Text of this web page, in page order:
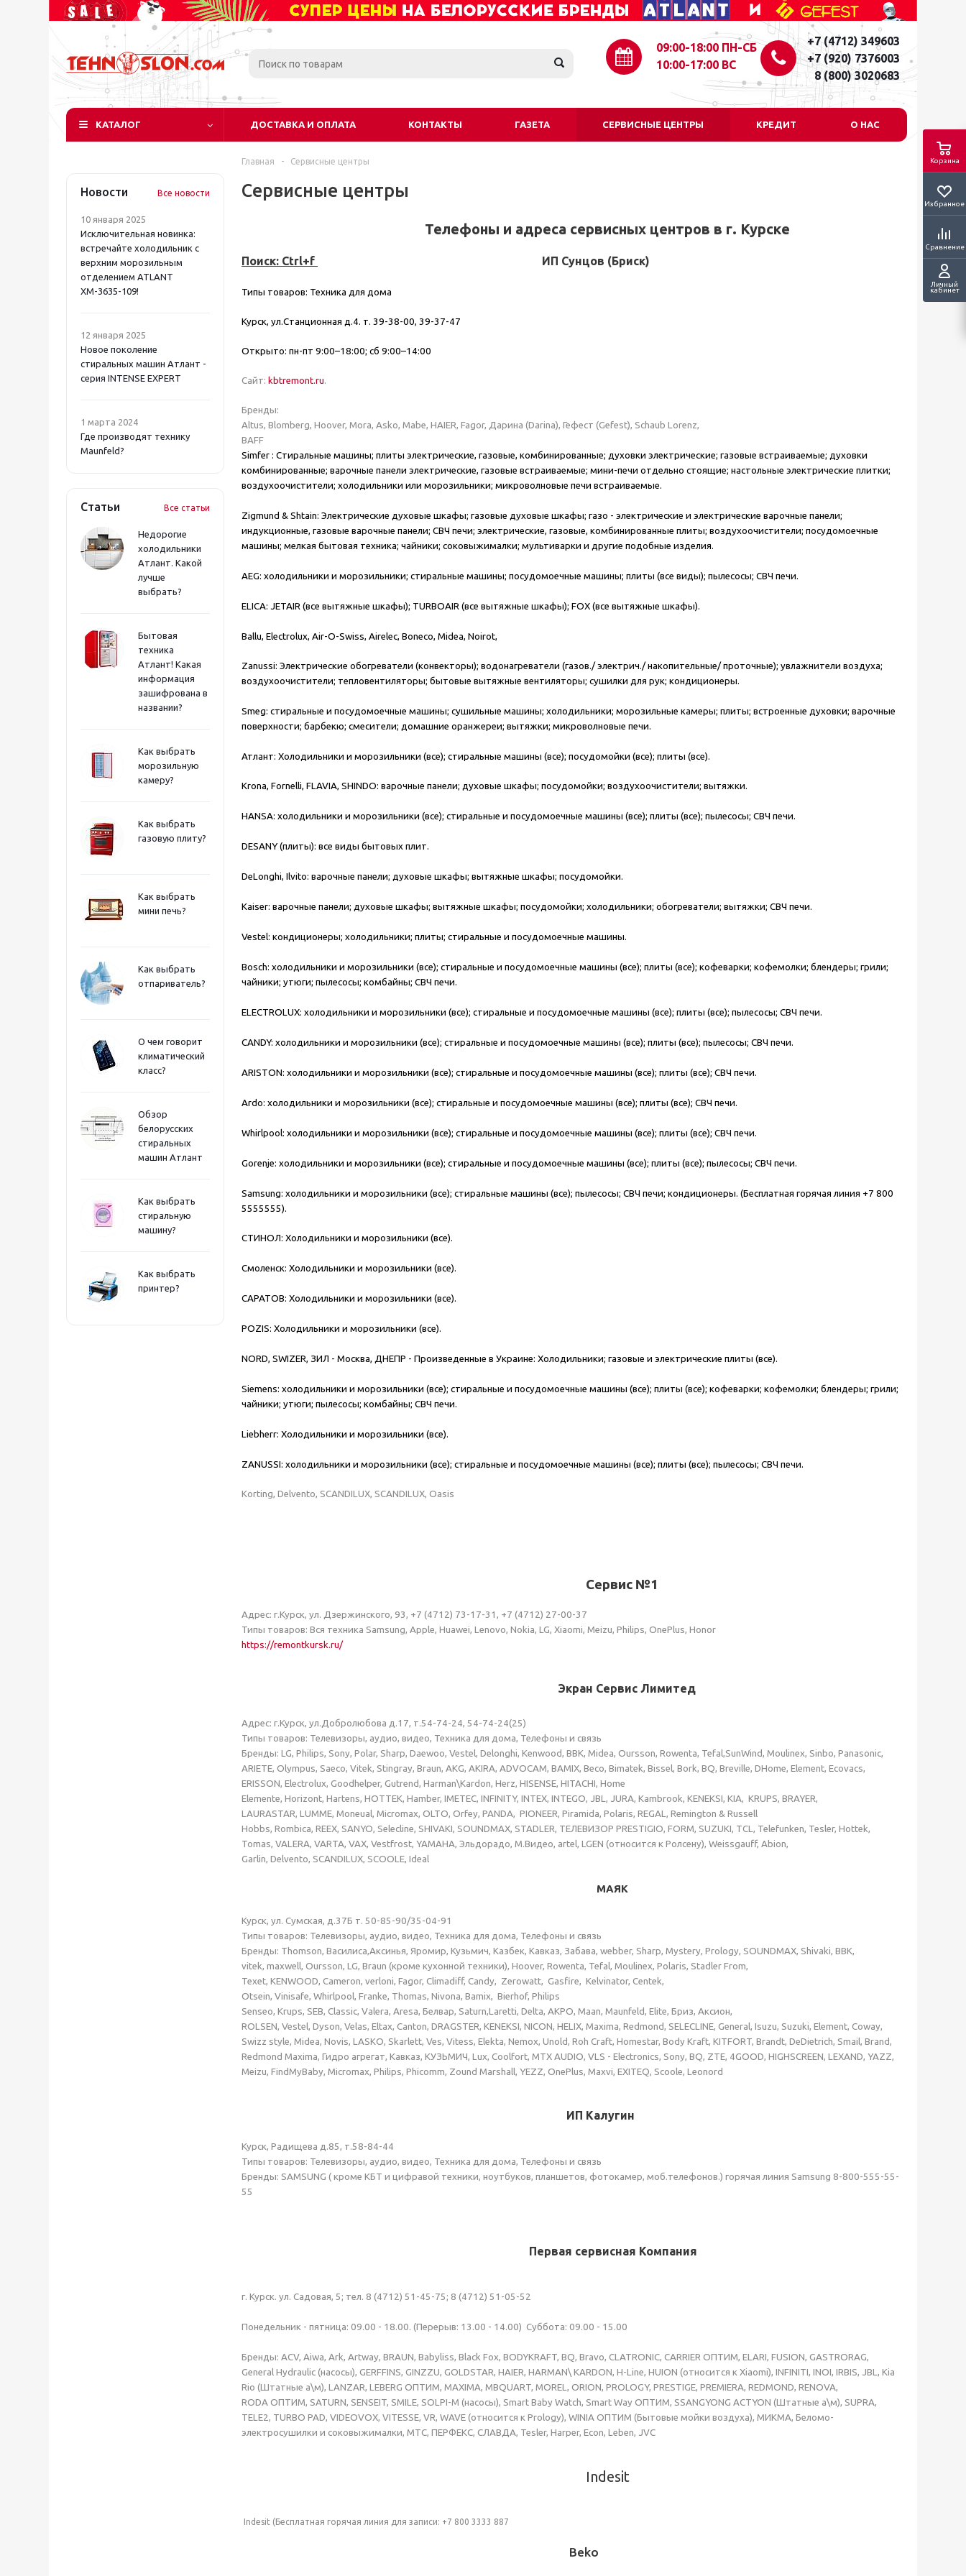
09:00-18:00 ПН-СБ
10:00-17:00 ВС
Корзина
Избранное
Сравнение
Личный
кабинет
+7 (4712) 349603
+7 (920) 7376003
8 (800) 3020683
КАТАЛОГ ДОСТАВКА И ОПЛАТА КОНТАКТЫ ГАЗЕТА СЕРВИСНЫЕ ЦЕНТРЫ КРЕДИТ О НАС
Новости Все новости
10 января 2025
Исключительная новинка:
встречайте холодильник с
верхним морозильным
отделением ATLANT
ХМ-3635-109!
12 января 2025
Новое поколение
стиральных машин Атлант -
серия INTENSE EXPERT
1 марта 2024
Где производят технику
Maunfeld?
Статьи Все статьи
Недорогие
холодильники
Атлант. Какой
лучше
выбрать?
Бытовая
техника
Атлант! Какая
информация
зашифрована в
названии?
Как выбрать
морозильную
камеру?
Как выбрать
газовую плиту?
Как выбрать
мини печь?
Как выбрать
отпариватель?
О чем говорит
климатический
класс?
Обзор
белорусских
стиральных
машин Атлант
Как выбрать
стиральную
машину?
Как выбрать
принтер?
Главная - Сервисные центры
Сервисные центры
Телефоны и адреса сервисных центров в г. Курске
Поиск: Ctrl+f ИП Сунцов (Бриск)
Типы товаров: Техника для дома
Курск, ул.Станционная д.4. т. 39-38-00, 39-37-47
Открыто: пн-пт 9:00–18:00; сб 9:00–14:00
Сайт: kbtremont.ru.
Бренды:
Аltus, Blomberg, Hoover, Mora, Asko, Mabe, HAIER, Fagor, Дарина (Darina), Гефест (Gefest), Schaub Lorenz,
BAFF
Simfer : Стиральные машины; плиты электрические, газовые, комбинированные; духовки электрические; газовые встраиваемые; духовки
комбинированные; варочные панели электрические, газовые встраиваемые; мини-печи отдельно стоящие; настольные электрические плитки;
воздухоочистители; холодильники или морозильники; микроволновые печи встраиваемые.
Zigmund & Shtain: Электрические духовые шкафы; газовые духовые шкафы; газо - электрические и электрические варочные панели;
индукционные, газовые варочные панели; СВЧ печи; электрические, газовые, комбинированные плиты; воздухоочистители; посудомоечные
машины; мелкая бытовая техника; чайники; соковыжималки; мультиварки и другие подобные изделия.
AEG: холодильники и морозильники; стиральные машины; посудомоечные машины; плиты (все виды); пылесосы; СВЧ печи.
ELICA: JETAIR (все вытяжные шкафы); TURBOAIR (все вытяжные шкафы); FOX (все вытяжные шкафы).
Ballu, Electrolux, Air-O-Swiss, Airelec, Boneco, Midea, Noirot,
Zanussi: Электрические обогреватели (конвекторы); водонагреватели (газов./ электрич./ накопительные/ проточные); увлажнители воздуха;
воздухоочистители; тепловентиляторы; бытовые вытяжные вентиляторы; сушилки для рук; кондиционеры.
Smeg: стиральные и посудомоечные машины; сушильные машины; холодильники; морозильные камеры; плиты; встроенные духовки; варочные
поверхности; барбекю; смесители; домашние оранжереи; вытяжки; микроволновые печи.
Атлант: Холодильники и морозильники (все); стиральные машины (все); посудомойки (все); плиты (все).
Krona, Fornelli, FLAVIA, SHINDO: варочные панели; духовые шкафы; посудомойки; воздухоочистители; вытяжки.
HANSA: холодильники и морозильники (все); стиральные и посудомоечные машины (все); плиты (все); пылесосы; СВЧ печи.
DESANY (плиты): все виды бытовых плит.
DeLonghi, Ilvito: варочные панели; духовые шкафы; вытяжные шкафы; посудомойки.
Kaiser: варочные панели; духовые шкафы; вытяжные шкафы; посудомойки; холодильники; обогреватели; вытяжки; СВЧ печи.
Vestel: кондиционеры; холодильники; плиты; стиральные и посудомоечные машины.
Bosch: холодильники и морозильники (все); стиральные и посудомоечные машины (все); плиты (все); кофеварки; кофемолки; блендеры; грили;
чайники; утюги; пылесосы; комбайны; СВЧ печи.
ELECTROLUX: холодильники и морозильники (все); стиральные и посудомоечные машины (все); плиты (все); пылесосы; СВЧ печи.
CANDY: холодильники и морозильники (все); стиральные и посудомоечные машины (все); плиты (все); пылесосы; СВЧ печи.
ARISTON: холодильники и морозильники (все); стиральные и посудомоечные машины (все); плиты (все); СВЧ печи.
Ardo: холодильники и морозильники (все); стиральные и посудомоечные машины (все); плиты (все); СВЧ печи.
Whirlpool: холодильники и морозильники (все); стиральные и посудомоечные машины (все); плиты (все); СВЧ печи.
Gorenje: холодильники и морозильники (все); стиральные и посудомоечные машины (все); плиты (все); пылесосы; СВЧ печи.
Samsung: холодильники и морозильники (все); стиральные машины (все); пылесосы; СВЧ печи; кондиционеры. (Бесплатная горячая линия +7 800
5555555).
СТИНОЛ: Холодильники и морозильники (все).
Смоленск: Холодильники и морозильники (все).
САРАТОВ: Холодильники и морозильники (все).
POZIS: Холодильники и морозильники (все).
NORD, SWIZER, ЗИЛ - Москва, ДНЕПР - Произведенные в Украине: Холодильники; газовые и электрические плиты (все).
Siemens: холодильники и морозильники (все); стиральные и посудомоечные машины (все); плиты (все); кофеварки; кофемолки; блендеры; грили;
чайники; утюги; пылесосы; комбайны; СВЧ печи.
Liebherr: Холодильники и морозильники (все).
ZANUSSI: холодильники и морозильники (все); стиральные и посудомоечные машины (все); плиты (все); пылесосы; СВЧ печи.
Korting, Delvento, SCANDILUX, SCANDILUX, Oasis
Сервис №1
Адрес: г.Курск, ул. Дзержинского, 93, +7 (4712) 73-17-31, +7 (4712) 27-00-37
Типы товаров: Вся техника Samsung, Apple, Huawei, Lenovo, Nokia, LG, Xiaomi, Meizu, Philips, OnePlus, Honor
https://remontkursk.ru/
Экран Сервис Лимитед
Адрес: г.Курск, ул.Добролюбова д.17, т.54-74-24, 54-74-24(25)
Типы товаров: Телевизоры, аудио, видео, Техника для дома, Телефоны и связь
Бренды: LG, Philips, Sony, Polar, Sharp, Daewoo, Vestel, Delonghi, Kenwood, BBK, Midea, Oursson, Rowenta, Tefal,SunWind, Moulinex, Sinbo, Panasonic,
ARIETE, Olympus, Saeco, Vitek, Stingray, Braun, AKG, AKIRA, ADVOCAM, BAMIX, Beco, Bimatek, Bissel, Bork, BQ, Breville, DHome, Element, Ecovacs,
ERISSON, Electrolux, Goodhelper, Gutrend, Harman\Kardon, Herz, HISENSE, HITACHI, Home
Elemente, Horizont, Hartens, HOTTEK, Hamber, IMETEC, INFINITY, INTEX, INTEGO, JBL, JURA, Kambrook, KENEKSI, KIA, KRUPS, BRAYER,
LAURASTAR, LUMME, Moneual, Micromax, OLTO, Orfey, PANDA, PIONEER, Piramida, Polaris, REGAL, Remington & Russell
Hobbs, Rombica, REEX, SANYO, Selecline, SHIVAKI, SOUNDMAX, STADLER, ТЕЛЕВИЗОР PRESTIGIO, FORM, SUZUKI, TCL, Telefunken, Tesler, Hottek,
Tomas, VALERA, VARTA, VAX, Vestfrost, YAMAHA, Эльдорадо, М.Видео, artel, LGEN (относится к Ролсену), Weissgauff, Abion,
Garlin, Delvento, SCANDILUX, SCOOLE, Ideal
МАЯК
Курск, ул. Сумская, д.37Б т. 50-85-90/35-04-91
Типы товаров: Телевизоры, аудио, видео, Техника для дома, Телефоны и связь
Бренды: Thomson, Василиса,Аксинья, Яромир, Кузьмич, Казбек, Кавказ, Забава, webber, Sharp, Mystery, Prology, SOUNDMAX, Shivaki, BBK,
vitek, maxwell, Oursson, LG, Braun (кроме кухонной техники), Hoover, Rowenta, Tefal, Moulinex, Polaris, Stadler From,
Texet, KENWOOD, Cameron, verloni, Fagor, Climadiff, Candy, Zerowatt, Gasfire, Kelvinator, Centek,
Otsein, Vinisafe, Whirlpool, Franke, Thomas, Nivona, Bamix, Bierhof, Philips
Senseo, Krups, SEB, Classic, Valera, Aresa, Белвар, Saturn,Laretti, Delta, АКРО, Maan, Maunfeld, Elite, Бриз, Аксион,
ROLSEN, Vestel, Dyson, Velas, Eltax, Canton, DRAGSTER, KENEKSI, NICON, HELIX, Maxima, Redmond, SELECLINE, General, Isuzu, Suzuki, Element, Coway,
Swizz style, Midea, Novis, LASKO, Skarlett, Ves, Vitess, Elekta, Nemox, Unold, Roh Craft, Homestar, Body Kraft, KITFORT, Brandt, DeDietrich, Smail, Brand,
Redmond Maxima, Гидро агрегат, Кавказ, КУЗЬМИЧ, Lux, Coolfort, MTX AUDIO, VLS - Electronics, Sony, BQ, ZTE, 4GOOD, HIGHSCREEN, LEXAND, YAZZ,
Meizu, FindMyBaby, Micromax, Philips, Phicomm, Zound Marshall, YEZZ, OnePlus, Maxvi, EXITEQ, Scoole, Leonord
ИП Калугин
Курск, Радищева д.85, т.58-84-44
Типы товаров: Телевизоры, аудио, видео, Техника для дома, Телефоны и связь
Бренды: SAMSUNG ( кроме КБТ и цифравой техники, ноутбуков, планшетов, фотокамер, моб.телефонов.) горячая линия Samsung 8-800-555-55-
55
Первая сервисная Компания
г. Курск. ул. Садовая, 5; тел. 8 (4712) 51-45-75; 8 (4712) 51-05-52
Понедельник - пятница: 09.00 - 18.00. (Перерыв: 13.00 - 14.00) Суббота: 09.00 - 15.00
Бренды: ACV, Aiwa, Ark, Artway, BRAUN, Babyliss, Black Fox, BODYKRAFT, BQ, Bravo, CLATRONIC, CARRIER ОПТИМ, ELARI, FUSION, GASTRORAG,
General Hydraulic (насосы), GERFFINS, GINZZU, GOLDSTAR, HAIER, HARMAN\ KARDON, H-Line, HUION (относится к Xiaomi), INFINITI, INOI, IRBIS, JBL, Kia
Rio (Штатные а\м), LANZAR, LEBERG ОПТИМ, MAXIMA, MBQUART, MOREL, ORION, PROLOGY, PRESTIGE, PREMIERA, REDMOND, RENOVA,
RODA ОПТИМ, SATURN, SENSEIT, SMILE, SOLPI-M (насосы), Smart Baby Watch, Smart Way ОПТИМ, SSANGYONG ACTYON (Штатные а\м), SUPRA,
TELE2, TURBO PAD, VIDEOVOX, VITESSE, VR, WAVE (относится к Prology), WINIA ОПТИМ (Бытовые мойки воздуха), МИКМА, Беломо-
электросушилки и соковыжималки, МТС, ПЕРФЕКС, СЛАВДА, Tesler, Harper, Econ, Leben, JVC
Indesit
Indesit (Бесплатная горячая линия для записи: +7 800 3333 887
Beko